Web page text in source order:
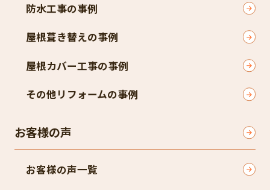
防水工事の事例
屋根葺き替えの事例
屋根カバー工事の事例
その他リフォームの事例
お客様の声
お客様の声一覧